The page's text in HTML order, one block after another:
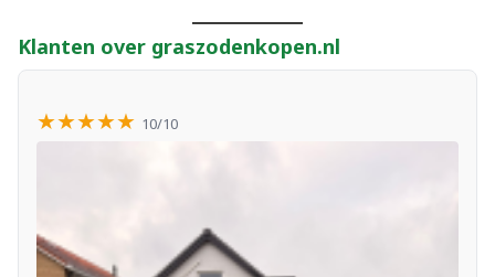
Klanten over graszodenkopen.nl
★★★★★ 10/10